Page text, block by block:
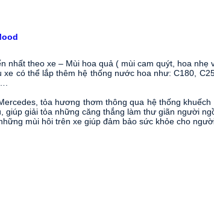
nhất theo xe – Mùi hoa quả ( mùi cam quýt, hoa nhẹ
xe có thể lắp thêm hệ thống nước hoa như: C180,
tỏa hương thơm thông qua hệ thống
giúp giải tỏa những căng thắng làm thư giãn người
mùi hôi trên xe giúp đảm bảo sức khỏe cho